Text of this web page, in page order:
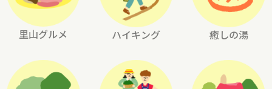
里山グルメ ハイキング 癒しの湯